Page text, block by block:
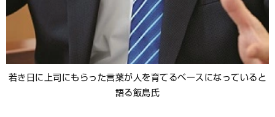
若き日に上司にもらった言葉が人を育てるベースになっていると
語る飯島氏